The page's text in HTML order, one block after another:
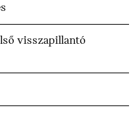
visszapillantó